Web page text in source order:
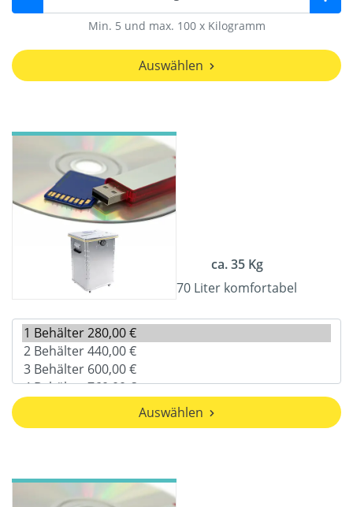
Min. 5 und max. 100 x Kilogramm
Auswählen
ca. 35 Kg
70 Liter komfortabel
Auswählen